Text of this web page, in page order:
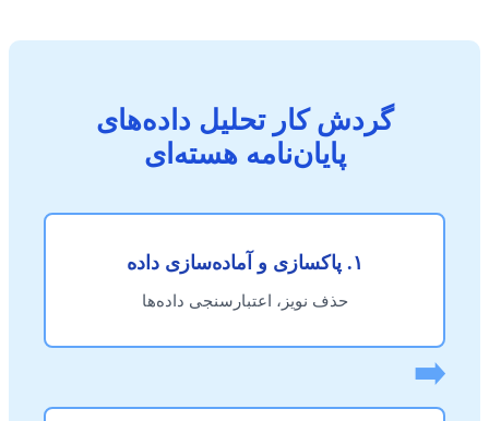
گردش کار تحلیل داده‌های
پایان‌نامه هسته‌ای
۱. پاکسازی و آماده‌سازی داده
حذف نویز، اعتبارسنجی داده‌ها
➡️